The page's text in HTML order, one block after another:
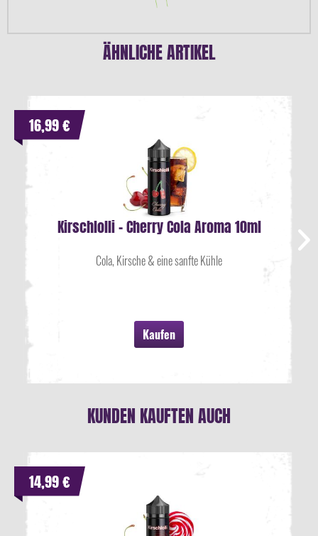
ÄHNLICHE ARTIKEL
Kirschlolli - Cherry Cola Aroma 10ml
Cola, Kirsche & eine sanfte Kühle
Kaufen
16,99 €
KUNDEN KAUFTEN AUCH
14,99 €